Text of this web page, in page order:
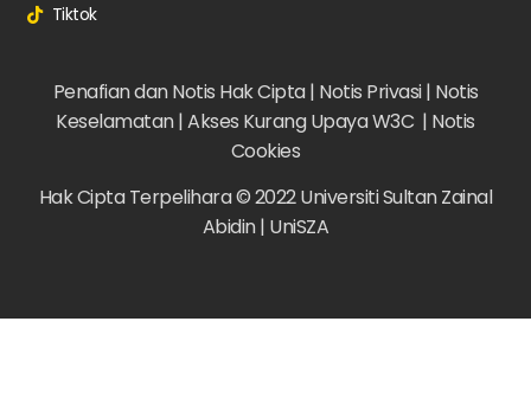
Tiktok
Penafian dan Notis Hak Cipta | Notis Privasi | Notis
Keselamatan |Akses Kurang Upaya W3C | Notis
Cookies
Hak Cipta Terpelihara © 2022 Universiti Sultan Zainal
Abidin | UniSZA